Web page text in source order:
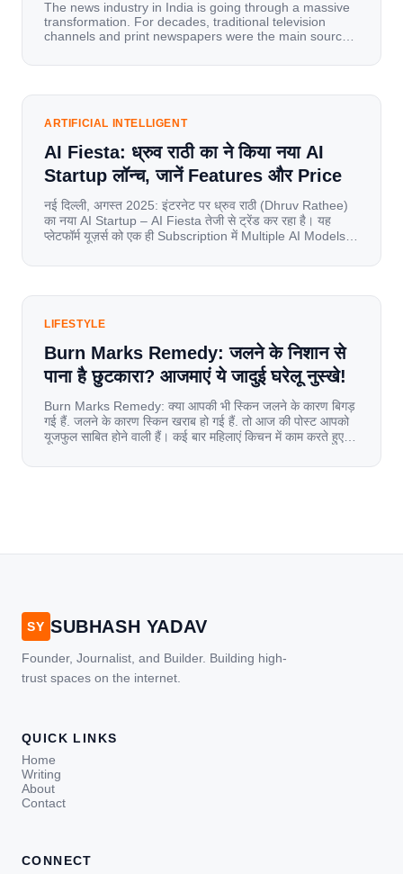
The news industry in India is going through a massive
transformation. For decades, traditional television
channels and print newspapers were the main sources
mobile data, affordable smartphones, and high-speed
has become a mobile-first market where consumers
ARTIFICIAL INTELLIGENT
AI Fiesta: ध्रुव राठी का ने किया नया AI
Startup लॉन्च, जानें Features और Price
नई दिल्ली, अगस्त 2025: इंटरनेट पर ध्रुव राठी (Dhruv Rathee)
का नया AI Startup – AI Fiesta तेजी से ट्रेंड कर रहा है। यह
प्लेटफॉर्म यूज़र्स को एक ही Subscription में Multiple AI Models
यूज़र्स का जबरदस्त रिस्पॉन्स लॉन्च के तुरंत […]
LIFESTYLE
Burn Marks Remedy: जलने के निशान से
पाना है छुटकारा? आजमाएं ये जादुई घरेलू नुस्खे!
Burn Marks Remedy: क्या आपकी भी स्किन जलने के कारण बिगड़
गई हैं. जलने के कारण स्किन खराब हो गई हैं. तो आज की पोस्ट आपको
यूजफुल साबित होने वाली हैं। कई बार महिलाएं किचन में काम करते हुए
[…]
SY SUBHASH YADAV
Founder, Journalist, and Builder. Building high-
trust spaces on the internet.
QUICK LINKS
Home
Writing
About
Contact
CONNECT